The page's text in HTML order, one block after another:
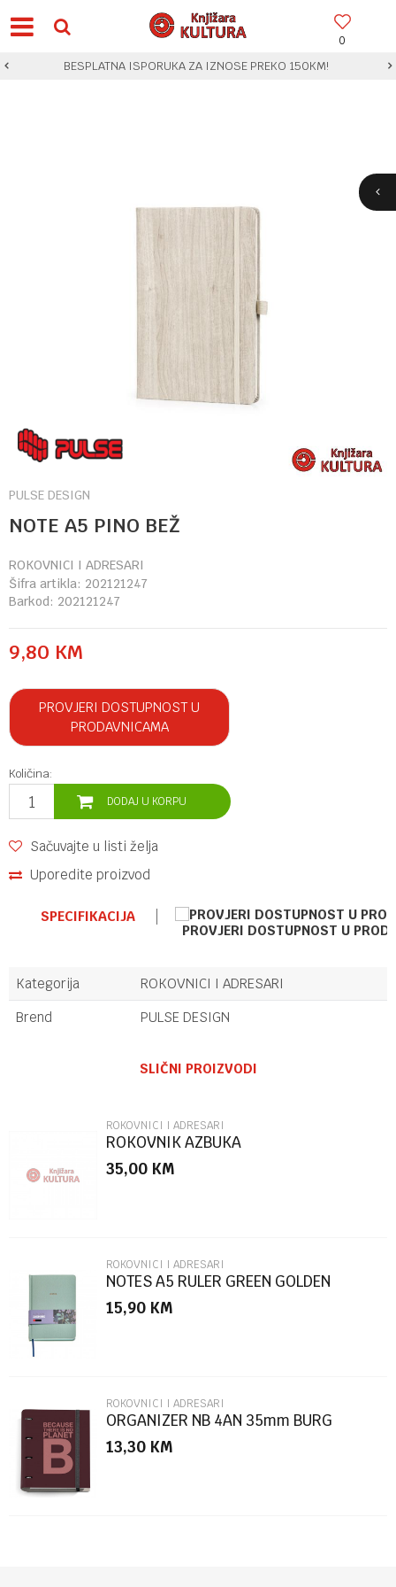
0
BESPLATNA ISPORUKA ZA IZNOSE PREKO 150KM!
PULSE DESIGN
NOTE A5 PINO BEŽ
ROKOVNICI I ADRESARI
Šifra artikla: 202121247
Barkod: 202121247
9,80 KM
PROVJERI DOSTUPNOST U
PRODAVNICAMA
Količina:
DODAJ U KORPU
Sačuvajte u listi želja
Uporedite proizvod
SPECIFIKACIJA
PROVJERI DOSTUPNOST U
Kategorija
ROKOVNICI I ADRESARI
Brend
PULSE DESIGN
Poruka
POŠALJI
SLIČNI PROIZVODI
ROKOVNICI I ADRESARI
ROKOVNIK AZBUKA
35,00 KM
ROKOVNICI I ADRESARI
NOTES A5 RULER GREEN GOLDEN
JAZMIN MR8307
15,90 KM
ROKOVNICI I ADRESARI
ORGANIZER NB 4AN 35mm BURG
ECOALF
13,30 KM